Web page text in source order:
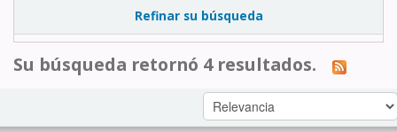
Refinar su búsqueda
Su búsqueda retornó 4 resultados.